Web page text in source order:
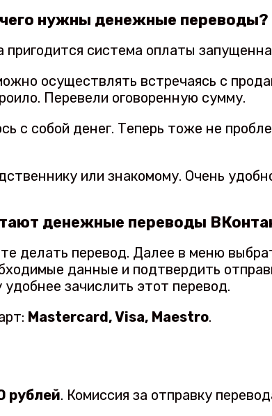
нужны денежные переводы?
пригодится система оплаты
осуществлять встречаясь с
Перевели оговоренную сумму.
с собой денег. Теперь тоже не
или знакомому. Очень
денежные переводы
делать перевод. Далее в меню
данные и подтвердить
зачислить этот перевод.
Mastercard, Visa, Maestro.
рублей. Комиссия за отправку